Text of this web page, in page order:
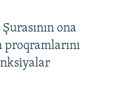
ona